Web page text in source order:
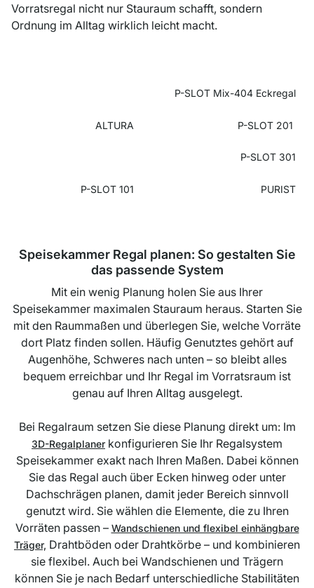
Vorratsregal nicht nur Stauraum schafft, sondern
Ordnung im Alltag wirklich leicht macht.
P-SLOT Mix-404 Eckregal
ALTURA P-SLOT 201
P-SLOT 301
P-SLOT 101 PURIST
Speisekammer Regal planen: So gestalten Sie
das passende System
Mit ein wenig Planung holen Sie aus Ihrer
Speisekammer maximalen Stauraum heraus. Starten Sie
mit den Raummaßen und überlegen Sie, welche Vorräte
dort Platz finden sollen. Häufig Genutztes gehört auf
Augenhöhe, Schweres nach unten – so bleibt alles
bequem erreichbar und Ihr Regal im Vorratsraum ist
genau auf Ihren Alltag ausgelegt.
Bei Regalraum setzen Sie diese Planung direkt um: Im
3D-Regalplaner konfigurieren Sie Ihr Regalsystem
Speisekammer exakt nach Ihren Maßen. Dabei können
Sie das Regal auch über Ecken hinweg oder unter
Dachschrägen planen, damit jeder Bereich sinnvoll
genutzt wird. Sie wählen die Elemente, die zu Ihren
Vorräten passen – Wandschienen und flexibel einhängbare
Träger, Drahtböden oder Drahtkörbe – und kombinieren
sie flexibel. Auch bei Wandschienen und Trägern
können Sie je nach Bedarf unterschiedliche Stabilitäten